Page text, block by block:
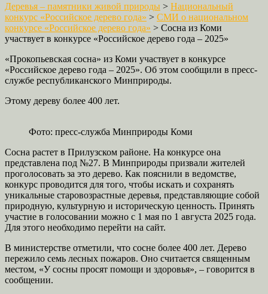
Деревья – памятники живой природы > Национальный
конкурс «Российское дерево года» > СМИ о национальном
конкурсе «Российское дерево года» > Сосна из Коми
участвует в конкурсе «Российское дерево года – 2025»
«Прокопьевская сосна» из Коми участвует в конкурсе
«Российское дерево года – 2025». Об этом сообщили в пресс-
службе республиканского Минприроды.
Этому дереву более 400 лет.
Фото: пресс-служба Минприроды Коми
Сосна растет в Прилузском районе. На конкурсе она
представлена под №27. В Минприроды призвали жителей
проголосовать за это дерево. Как пояснили в ведомстве,
конкурс проводится для того, чтобы искать и сохранять
уникальные старовозрастные деревья, представляющие собой
природную, культурную и историческую ценность. Принять
участие в голосовании можно с 1 мая по 1 августа 2025 года.
Для этого необходимо перейти на сайт.
В министерстве отметили, что сосне более 400 лет. Дерево
пережило семь лесных пожаров. Оно считается священным
местом, «У сосны просят помощи и здоровья», – говорится в
сообщении.